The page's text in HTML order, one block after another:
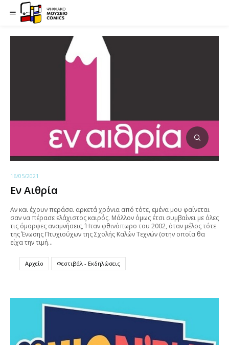
16/05/2021
Εν Αιθρία
Αν και έχουν περάσει αρκετά χρόνια από τότε, εμένα μου φαίνεται
σαν να πέρασε ελάχιστος καιρός. Μάλλον όμως έτσι συμβαίνει με όλες
τις όμορφες αναμνήσεις, Ήταν φθινόπωρο του 2002, όταν μέλος τότε
της Ένωσης Πτυχιούχων της Σχολής Καλών Τεχνών (στην οποία θα
είχα την τιμή…
Αρχείο Φεστιβάλ - Εκδηλώσεις